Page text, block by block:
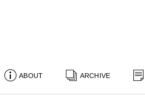
ABOUT ARCHIVE